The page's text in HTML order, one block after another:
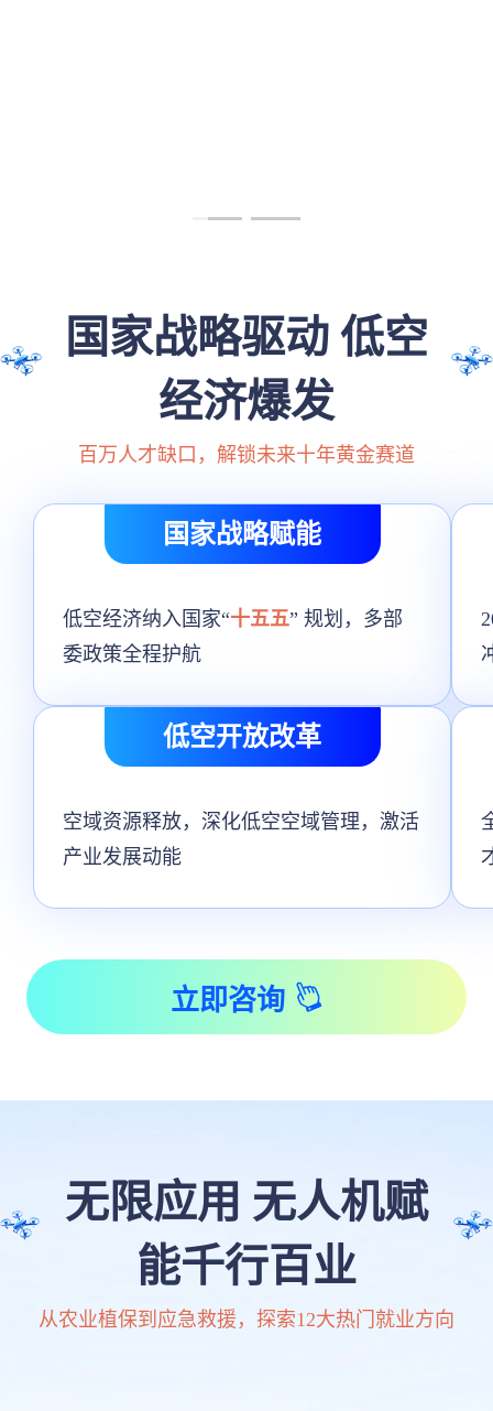
国家战略驱动 低空
经济爆发
百万人才缺口，解锁未来十年黄金赛道
国家战略赋能
低空经济纳入国家“十五五” 规划，多部
委政策全程护航
低空开放改革
空域资源释放，深化低空空域管理，激活
产业发展动能
立即咨询
无限应用 无人机赋
能千行百业
从农业植保到应急救援，探索12大热门就业方向